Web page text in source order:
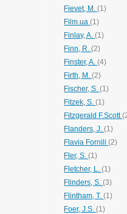
Fievet, M.(1)
Film.ua(1)
Finlay, A.(1)
Finn, R.(2)
Finster, A.(4)
Firth, M.(2)
Fischer, S.(1)
Fitzek, S.(1)
Fitzgerald F.Scott
Flanders, J.(1)
Flavia Fornili(2)
Fler, S.(1)
Fletcher, L.(1)
Flinders, S.(3)
Flintham, T.(1)
Foer, J.S.(1)